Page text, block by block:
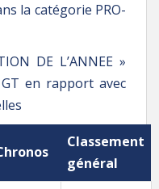
la catégorie PRO-
DE L’ANNEE »
en rapport avec
Classement
général